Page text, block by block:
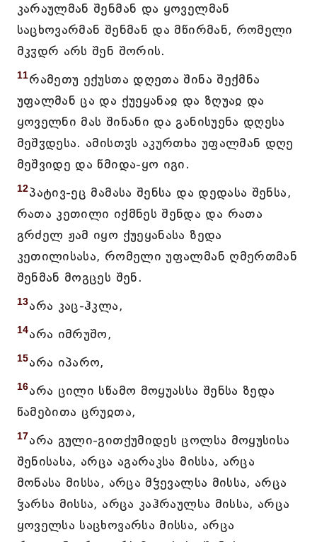
კარაულმან შენმან და ყოველმან
საცხოვარმან შენმან და მწირმან, რომელი
მკჳდრ არს შენ შორის.
11რამეთუ ექუსთა დღეთა შინა შექმნა
უფალმან ცა და ქუეყანაჲ და ზღუაჲ და
ყოველნი მას შინანი და განისუენა დღესა
მეშჳდესა. ამისთჳს აკურთხა უფალმან დღე
მეშვიდე და წმიდა-ყო იგი.
12პატივ-ეც მამასა შენსა და დედასა შენსა,
რათა კეთილი იქმნეს შენდა და რათა
გრძელ ჟამ იყო ქუეყანასა ზედა
კეთილისასა, რომელი უფალმან ღმერთმან
შენმან მოგცეს შენ.
13არა კაც-ჰკლა,
14არა იმრუშო,
15არა იპარო,
16არა ცილი სწამო მოყუასსა შენსა ზედა
წამებითა ცრუჲთა,
17არა გული-გითქუმიდეს ცოლსა მოყუსისა
შენისასა, არცა აგარაკსა მისსა, არცა
მონასა მისსა, არცა მჴევალსა მისსა, არცა
ჴარსა მისსა, არცა კაჰრაულსა მისსა, არცა
ყოველსა საცხოვარსა მისსა, არცა